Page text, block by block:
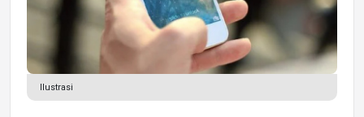
Ilustrasi